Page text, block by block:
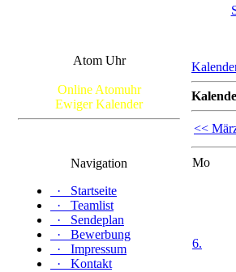
Atom Uhr
Online Atomuhr
Ewiger Kalender
Navigation
·
Startseite
·
Teamlist
·
Sendeplan
·
Bewerbung
·
Impressum
·
Kontakt
<<
Mo
6.